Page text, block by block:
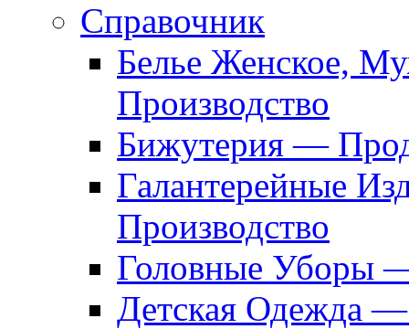
Справочник
Белье Женское,
Производство
Бижутерия —
Галантерейные
Производство
Головные Уборы
Детская Одежда